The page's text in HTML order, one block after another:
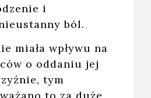
i
ból.
miała wpływu na
o oddaniu jej
tym
to za duże